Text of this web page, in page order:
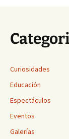
Curiosidades
Educación
Espectáculos
Eventos
Galerías